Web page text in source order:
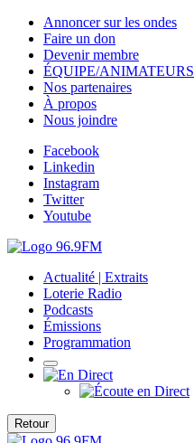
Annoncer sur les ondes
Faire un don
Devenir membre
ÉQUIPE/ANIMATEURS
Nos partenaires
À propos
Nous joindre
Facebook
Linkedin
Instagram
Twitter
Youtube
Actualité | Extraits
Loterie Radio
Podcasts
Émissions
Programmation
Retour